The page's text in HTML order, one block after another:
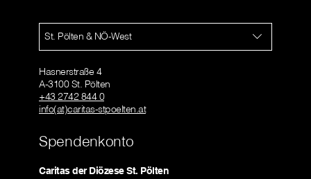
St. Pölten & NÖ-West
Hasnerstraße 4
A-3100 St. Pölten
+43 2742 844 0
info(at)caritas-stpoelten.at
Spendenkonto
Caritas der Diözese St. Pölten